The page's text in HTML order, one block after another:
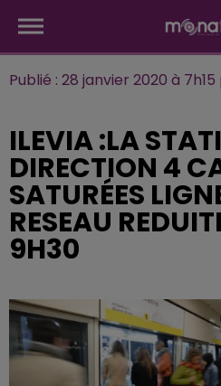
Publié : 28 janvier 2020 à
ILEVIA :LA
DIRECTION 4
SATURÉES
RESEAU
9H30